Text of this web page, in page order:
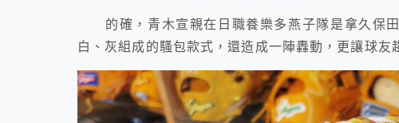
的確，青木宣親在日職養樂多燕子隊是拿久保田
白、灰組成的騷包款式，還造成一陣轟動，更讓球友